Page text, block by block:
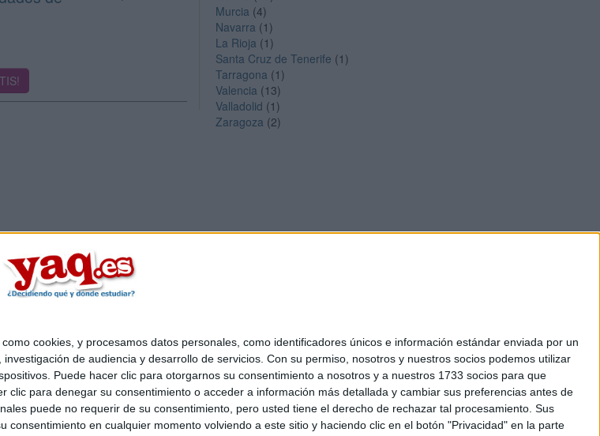
cookies, y procesamos datos personales, como identificadores únicos e información estándar enviada por un
de audiencia y desarrollo de servicios. Con su permiso, nosotros y nuestros socios podemos utilizar
Puede hacer clic para otorgarnos su consentimiento a nosotros y a nuestros 1733 socios para que
para denegar su consentimiento o acceder a información más detallada y cambiar sus preferencias antes de
puede no requerir de su consentimiento, pero usted tiene el derecho de rechazar tal procesamiento. Sus
en cualquier momento volviendo a este sitio y haciendo clic en el botón "Privacidad" en la parte
Murcia (4)
Navarra (1)
La Rioja (1)
Santa Cruz de Tenerife (1)
Tarragona (1)
Valencia (13)
Valladolid (1)
Zaragoza (2)
somos|Contactar|Anúnciate
|Condiciones generales|Política de cookies
Diego de León 47 - 28006 Madrid [ESPAÑA] - Tel. +34 91 593 2767